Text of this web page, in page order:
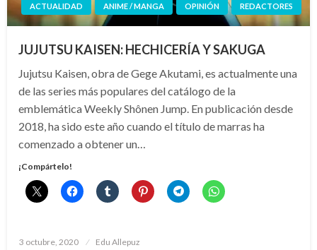
ACTUALIDAD ANIME / MANGA OPINIÓN REDACTORES
JUJUTSU KAISEN: HECHICERÍA Y SAKUGA
Jujutsu Kaisen, obra de Gege Akutami, es actualmente una
de las series más populares del catálogo de la
emblemática Weekly Shônen Jump. En publicación desde
2018, ha sido este año cuando el título de marras ha
comenzado a obtener un…
¡Compártelo!
Publicado
3 octubre, 2020 Edu Allepuz